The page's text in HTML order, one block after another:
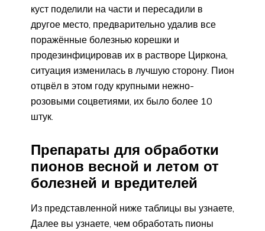
куст поделили на части и пересадили в
другое место, предварительно удалив все
поражённые болезнью корешки и
продезинфицировав их в растворе Циркона,
ситуация изменилась в лучшую сторону. Пион
отцвёл в этом году крупными нежно-
розовыми соцветиями, их было более 10
штук.
Препараты для обработки
пионов весной и летом от
болезней и вредителей
Из представленной ниже таблицы вы узнаете,
Далее вы узнаете, чем обработать пионы